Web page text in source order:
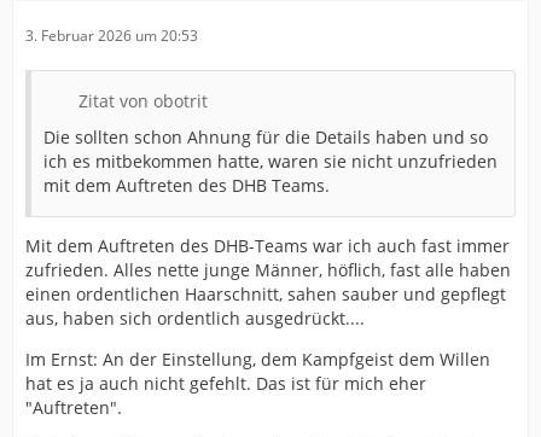
3. Februar 2026 um 20:53
Zitat von obotrit
Die sollten schon Ahnung für die Details haben und so
ich es mitbekommen hatte, waren sie nicht unzufrieden
mit dem Auftreten des DHB Teams.
Mit dem Auftreten des DHB-Teams war ich auch fast immer
zufrieden. Alles nette junge Männer, höflich, fast alle haben
einen ordentlichen Haarschnitt, sahen sauber und gepflegt
aus, haben sich ordentlich ausgedrückt....
Im Ernst: An der Einstellung, dem Kampfgeist dem Willen
hat es ja auch nicht gefehlt. Das ist für mich eher
"Auftreten".